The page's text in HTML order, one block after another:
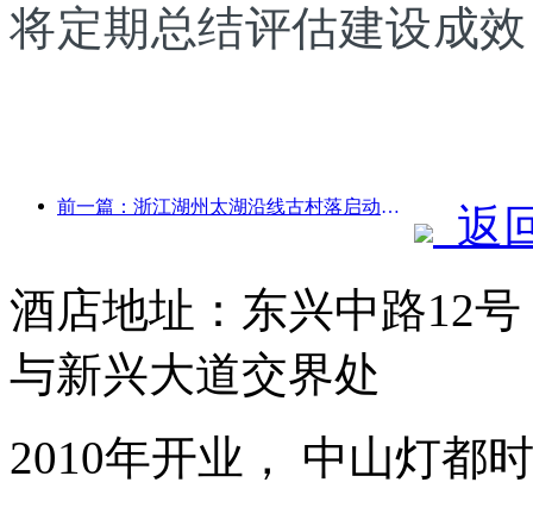
将定期总结评估建设成
前一篇：浙江湖州太湖沿线古村落启动改造提升，投资近10亿元
返
酒店地址：东兴中路12
与新兴大道交界处
2010年开业， 中山灯